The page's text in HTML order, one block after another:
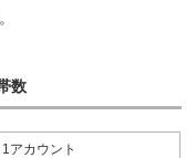
数
1アカウント